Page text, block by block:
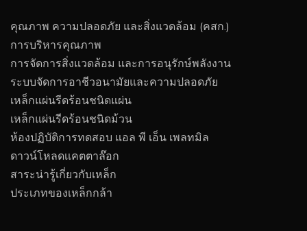
คุณภาพ ความปลอดภัย และสิ่งแวดล้อม (คสก.)
การบริหารคุณภาพ
การจัดการสิ่งแวดล้อม และการอนุรักษ์พลังงาน
ระบบจัดการอาชีวอนามัยและความปลอดภัย
เหล็กแผ่นรีดร้อนชนิดแผ่น
เหล็กแผ่นรีดร้อนชนิดม้วน
ห้องปฏิบัติการทดสอบ แอล พี เอ็น เพลทมิล
ดาวน์โหลดเเคตตาล๊อก
สาระน่ารู้เกี่ยวกับเหล็ก
ประเภทของเหล็กกล้า